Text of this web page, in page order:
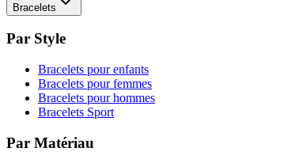
Bracelets
Par Style
Bracelets pour enfants
Bracelets pour femmes
Bracelets pour hommes
Bracelets Sport
Par Matériau